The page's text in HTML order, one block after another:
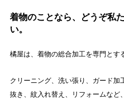
着物のことなら、どうぞ私
い。
橘屋は、着物の総合加工を専門とす
クリーニング、洗い張り、ガード加
抜き、紋入れ替え、リフォームなど